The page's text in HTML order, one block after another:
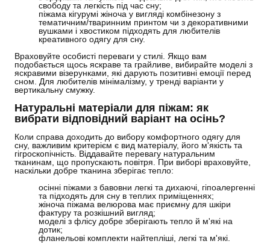
свободу та легкість під час сну;
піжама кігурумі жіноча у вигляді комбінезону з
тематичним/тваринним принтом чи з декоративними
вушками і хвостиком підходять для любителів
креативного одягу для сну.
Враховуйте особисті переваги у стилі. Якщо вам
подобається щось яскраве та грайливе, вибирайте моделі з
яскравими візерунками, які дарують позитивні емоції перед
сном. Для любителів мінімалізму, у тренді варіанти у
вертикальну смужку.
Натуральні матеріали для піжам: як
вибрати відповідний варіант на осінь?
Коли справа доходить до вибору комфортного одягу для
сну, важливим критерієм є вид матеріалу, його м'якість та
гігроскопічність. Віддавайте перевагу натуральним
тканинам, що пропускають повітря. При виборі враховуйте,
наскільки добре тканина зберігає тепло:
осінні піжами з бавовни легкі та дихаючі, гіпоалергенні
та підходять для сну в теплих приміщеннях;
жіноча піжама велюрова має приємну для шкіри
фактуру та розкішний вигляд;
моделі з флісу добре зберігають тепло й м'які на
дотик;
фланельові комплекти найтепліші, легкі та м'які.